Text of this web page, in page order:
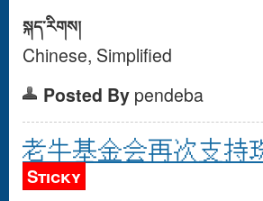
སྐད་རིགས།
Chinese, Simplified
Posted By pendeba
老牛基金会再次支持
Sticky